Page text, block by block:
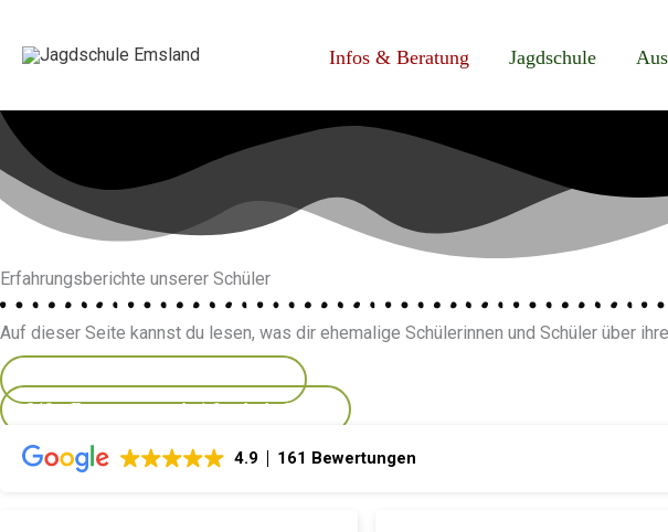
Inhalt
Infos & Beratung Jagdschule
Erfahrungs­berichte unserer Schüler
Auf dieser Seite kannst du lesen, was dir ehemalige Schülerinnen und Schüler über
290+ Bewertungen bei Frakonia
640+ Bewertungen bei Jagdschulatlas
4.9 161 Bewertungen